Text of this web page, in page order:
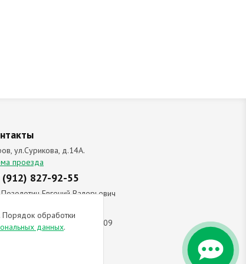
ул.Сурикова, д.14А.
проезда
(912) 827-92-55
Евгений Валерьевич
434537218055 / ОГРН ИП
от 25.02.2009
с
Порядок обработки
данных.